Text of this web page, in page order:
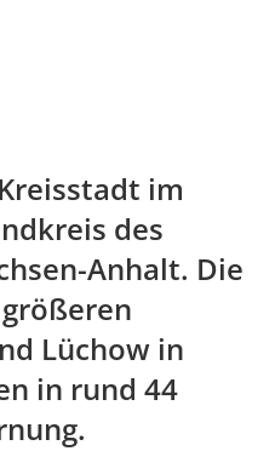
im
des
Anhalt. Die
Lüchow in
in rund 44